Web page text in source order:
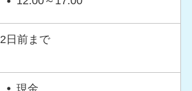
2日前まで